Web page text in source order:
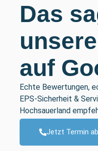
Das
auf
Echte Bewertungen,
EPS-Sicherheit &
Hochsauerland
Jetzt Termin